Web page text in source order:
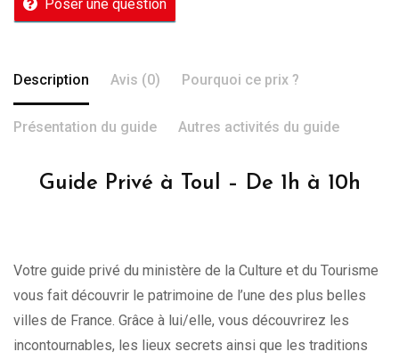
Poser une question
Description Avis (0) Pourquoi ce prix ?
Présentation du guide Autres activités du guide
Guide Privé à Toul – De 1h à 10h
Votre guide privé du ministère de la Culture et du Tourisme
vous fait découvrir le patrimoine de l’une des plus belles
villes de France. Grâce à lui/elle, vous découvrirez les
incontournables, les lieux secrets ainsi que les traditions